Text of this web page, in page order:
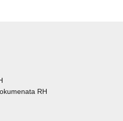
RH